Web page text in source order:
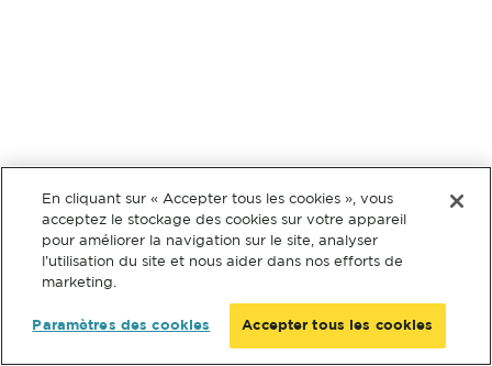
En cliquant sur « Accepter tous les cookies », vous
acceptez le stockage des cookies sur votre appareil
pour améliorer la navigation sur le site, analyser
l’utilisation du site et nous aider dans nos efforts de
marketing.
Paramètres des cookies Accepter tous les cookies